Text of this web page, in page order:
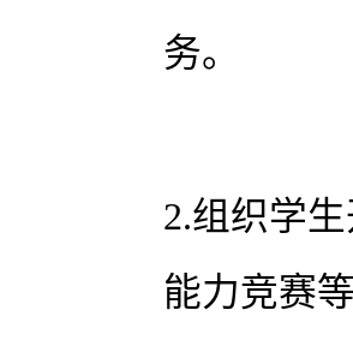
务。
2.组织学
能力竞赛